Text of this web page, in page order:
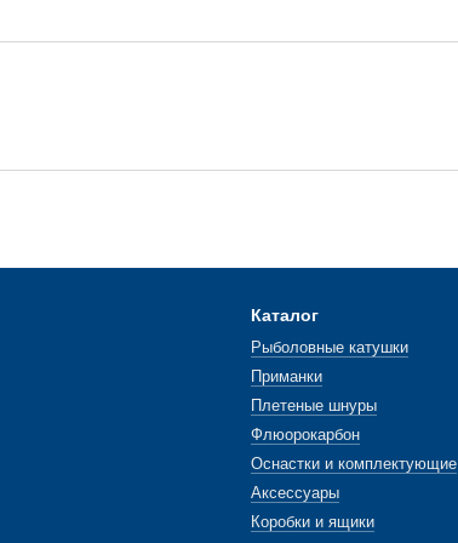
Каталог
Рыболовные катушки
Приманки
Плетеные шнуры
Флюорокарбон
Оснастки и комплектующие
Аксессуары
Коробки и ящики